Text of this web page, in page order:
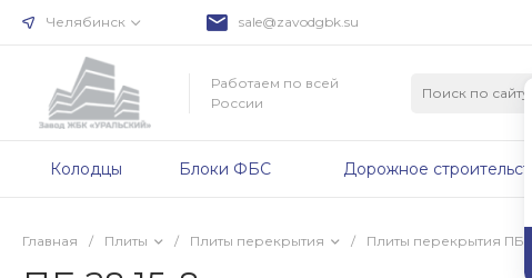
Челябинск sale@zavodgbk.su
Работаем по всей
России
Колодцы Блоки ФБС Дорожное
Главная / Плиты / Плиты перекрытия / Плиты перекрытия ПБ